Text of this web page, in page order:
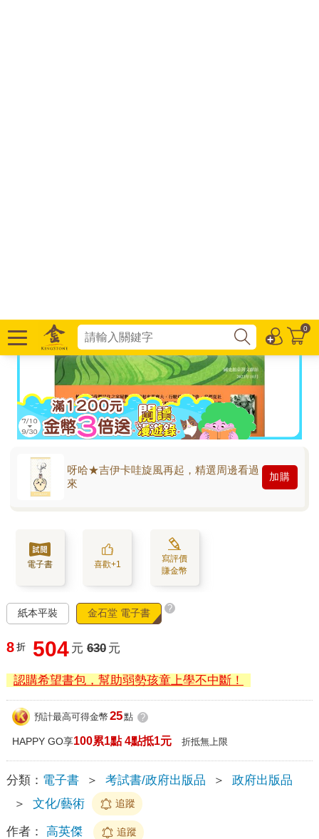
呀哈★吉伊卡哇旋風再起，精選周邊看過
來
加購
電子書 喜歡+1
寫評價
賺金幣
紙本平裝 金石堂 電子書 ?
8 折 504 元 630 元
認購希望書包，幫助弱勢孩童上學不中斷！
預計最高可得金幣 25點 ?
HAPPY GO享100累1點 4點抵1元 折抵無上限
分類： 電子書 ＞ 考試書/政府出版品 ＞
政府出版品
＞
文化/藝術 追蹤
作者： 高英傑 追蹤